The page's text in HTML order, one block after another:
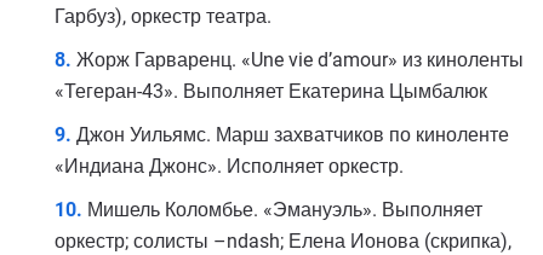
Гарбуз), оркестр театра.
Жорж Гарваренц. «Une vie d’amour» из киноленты
«Тегеран-43». Выполняет Екатерина Цымбалюк
Джон Уильямс. Марш захватчиков по киноленте
«Индиана Джонс». Исполняет оркестр.
Мишель Коломбье. «Эмануэль». Выполняет
оркестр; солисты –ndash; Елена Ионова (скрипка),